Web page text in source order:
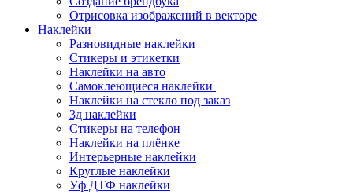
Отрисовка изображений в векторе
Наклейки
Разновидные наклейки
Стикеры и этикетки
Наклейки на авто
Самоклеющиеся наклейки
Наклейки на стекло под заказ
3д наклейки
Cтикеры на телефон
Наклейки на плёнке
Интерьерные наклейки
Круглые наклейки
Уф ДТФ наклейки